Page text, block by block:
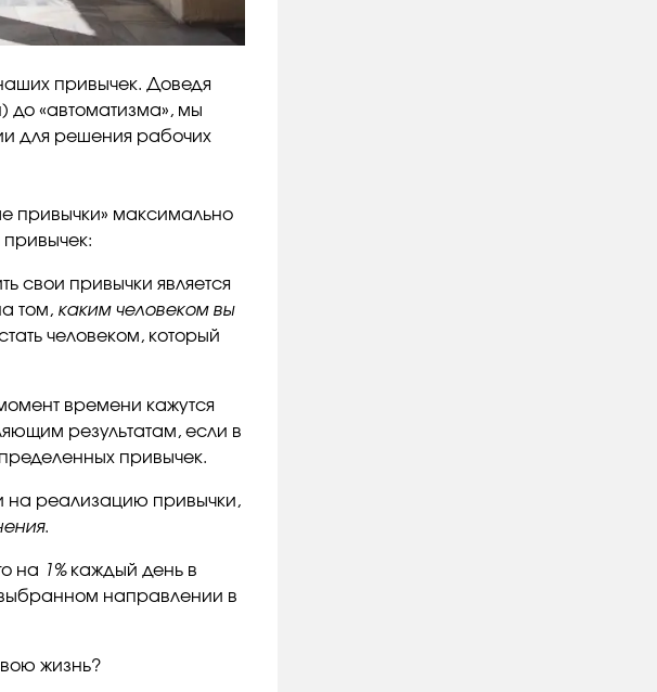
привычек. Доведя
до «автоматизма», мы
для решения рабочих
привычки» максимально
свои привычки является
том, каким человеком вы
человеком, который
времени кажутся
результатам, если в
привычек.
на реализацию привычки,
.
на 1% каждый день в
выбранном направлении в
жизнь?